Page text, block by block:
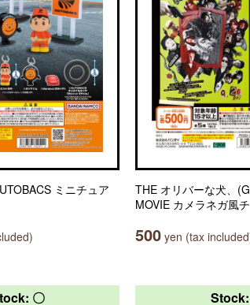
ミニチュア
THE オリバーな犬、
MOVIE カメラネガ風
500 yen (tax
〇